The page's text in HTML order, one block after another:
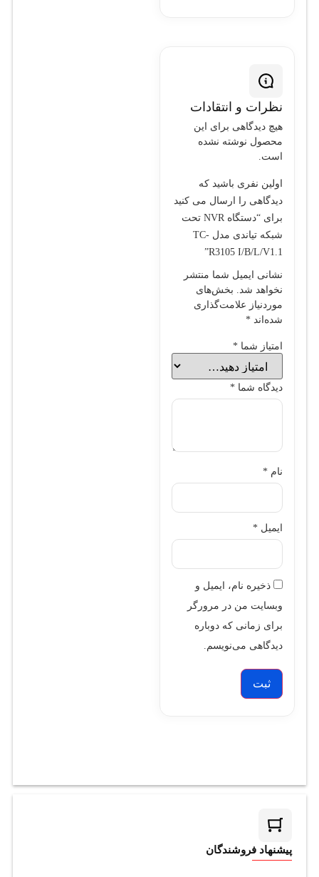
نظرات و انتقادات
هیچ دیدگاهی برای این
محصول نوشته نشده
است.
اولین نفری باشید که
دیدگاهی را ارسال می کنید
برای “دستگاه NVR تحت
شبکه تیاندی مدل TC-
R3105 I/B/L/V1.1”
نشانی ایمیل شما منتشر
نخواهد شد.
بخش‌های
موردنیاز علامت‌گذاری
شده‌اند *
امتیاز شما *
دیدگاه شما *
نام *
ایمیل *
ذخیره نام، ایمیل و
وبسایت من در مرورگر
برای زمانی که دوباره
دیدگاهی می‌نویسم.
پیشنهاد فروشندگان